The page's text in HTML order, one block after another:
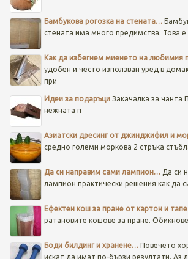
Бамбукова рогозка на стената…
стената има много предимства. Това е
Как да избегнем миенето на любимия
удобен и често използван уред в
при
Идеи за подаръциЗакачалка за чанта
нежната п
Азиатски дресинг от джинджифил и
средно големи моркова 2 стръка
Да си направим сами лампион…Да си
лампион практически решения как да
Ефектен кош за пране от картон и
ратановите кошове за пране.
Боди билдинг и хранене… Повечето
искат да имат по-бързи резултати. Аз